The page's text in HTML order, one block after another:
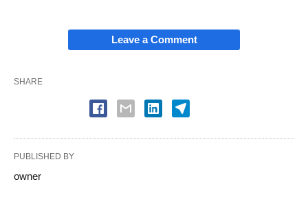
Leave a Comment
SHARE
PUBLISHED BY
owner